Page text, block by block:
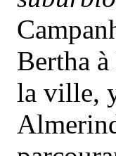
Bertha
la ville,